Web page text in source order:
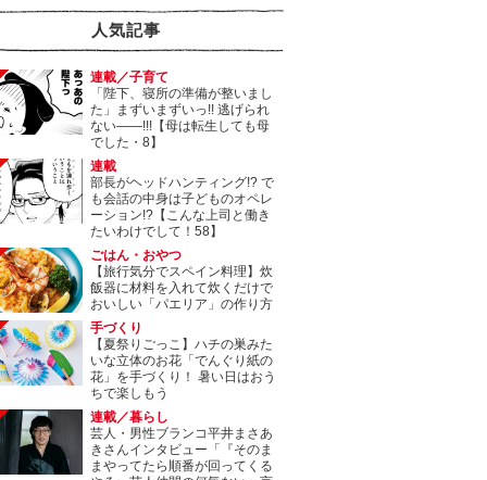
人気記事
連載／子育て
「陛下、寝所の準備が整いまし
た」まずいまずいっ!! 逃げられ
ない――!!!【母は転生しても母
でした・8】
連載
部長がヘッドハンティング!? で
も会話の中身は子どものオペレ
ーション!?【こんな上司と働き
たいわけでして！58】
ごはん・おやつ
【旅行気分でスペイン料理】炊
飯器に材料を入れて炊くだけで
おいしい「パエリア」の作り方
手づくり
【夏祭りごっこ】ハチの巣みた
いな立体のお花「でんぐり紙の
花」を手づくり！ 暑い日はおう
ちで楽しもう
連載／暮らし
芸人・男性ブランコ平井まさあ
きさんインタビュー「『そのま
まやってたら順番が回ってくる